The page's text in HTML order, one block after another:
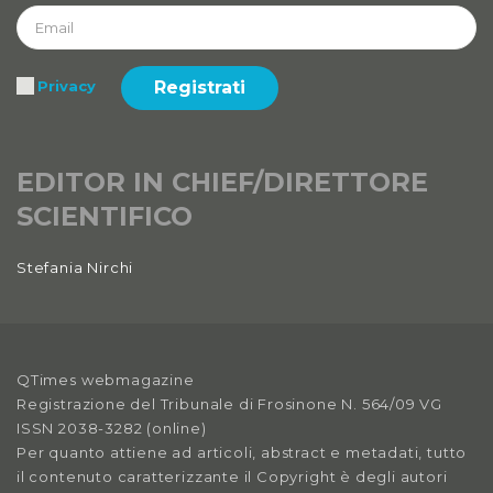
2019
Anno XI, Numero 3
2019
2019
Anno XI, Numero 1
2018
Anno X, Numero 2
2018
Privacy Registrati
EDITOR IN CHIEF/DIRETTORE
SCIENTIFICO
Stefania Nirchi
QTimes webmagazine
Registrazione del Tribunale di Frosinone N. 564/09 VG
ISSN 2038-3282 (online)
Per quanto attiene ad articoli, abstract e metadati, tutto
il contenuto caratterizzante il Copyright è degli autori